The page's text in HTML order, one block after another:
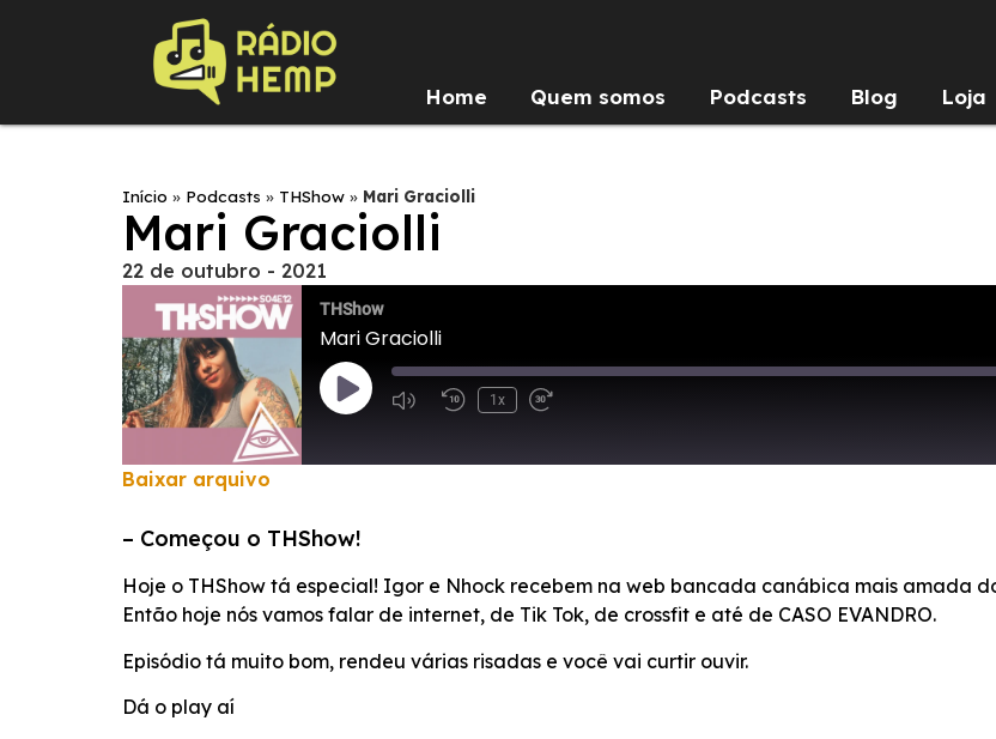
Home Quem somos Podcasts Blog Loja
Início » Podcasts » THShow » Mari Graciolli
Mari Graciolli
22 de outubro - 2021
THShow
Mari Graciolli
1x
FEED RSS
INCORPORAR
Baixar arquivo
– Começou o THShow!
Hoje o THShow tá especial! Igor e Nhock recebem na web bancada canábica mais amada
Então hoje nós vamos falar de internet, de Tik Tok, de crossfit e até de CASO EVANDRO.
Episódio tá muito bom, rendeu várias risadas e você vai curtir ouvir.
Dá o play aí